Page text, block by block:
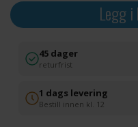
Legg i
45 dager
returfrist
1 dags levering
Bestill innen kl. 12